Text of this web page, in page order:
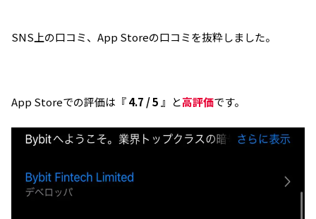
安心して取引して良いと思って構わないだろ
【Bybit、史上最大のハッキング被害への神対
SNS上の口コミ、App Storeの口コミを抜粋しました。
App Storeでの評価は『4.7 / 5 』と高評価です。